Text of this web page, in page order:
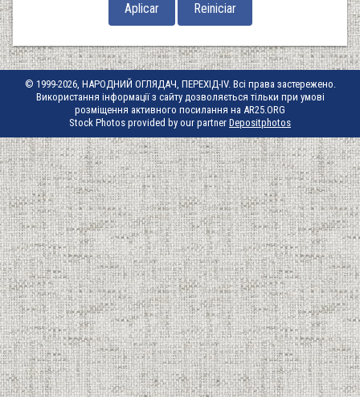
© 1999-2026, НАРОДНИЙ ОГЛЯДАЧ, ПЕРЕХІД-IV. Всі права застережено.
Використання інформації з сайту дозволяється тільки при умові
розміщення активного посилання на AR25.ORG
Stock Photos provided by our partner Depositphotos